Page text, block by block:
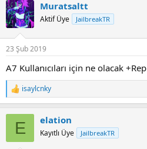
Muratsaltt
Aktif Üye JailbreakTR
23 Şub 2019
A7 Kullanıcıları için ne olacak +Rep
R
e
isaylcnky
E elation
Kayıtlı Üye JailbreakTR